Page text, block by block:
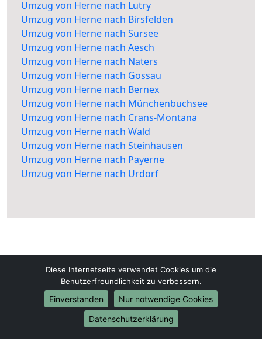
Umzug von Herne nach Lutry
Umzug von Herne nach Birsfelden
Umzug von Herne nach Sursee
Umzug von Herne nach Aesch
Umzug von Herne nach Naters
Umzug von Herne nach Gossau
Umzug von Herne nach Bernex
Umzug von Herne nach Münchenbuchsee
Umzug von Herne nach Crans-Montana
Umzug von Herne nach Wald
Umzug von Herne nach Steinhausen
Umzug von Herne nach Payerne
Umzug von Herne nach Urdorf
Herne-Umzugsunternehmen.de
01579-2482352
Diese Internetseite verwendet Cookies um die
Benutzerfreundlichkeit zu verbessern.
Einverstanden
Nur notwendige Cookies
Datenschutzerklärung